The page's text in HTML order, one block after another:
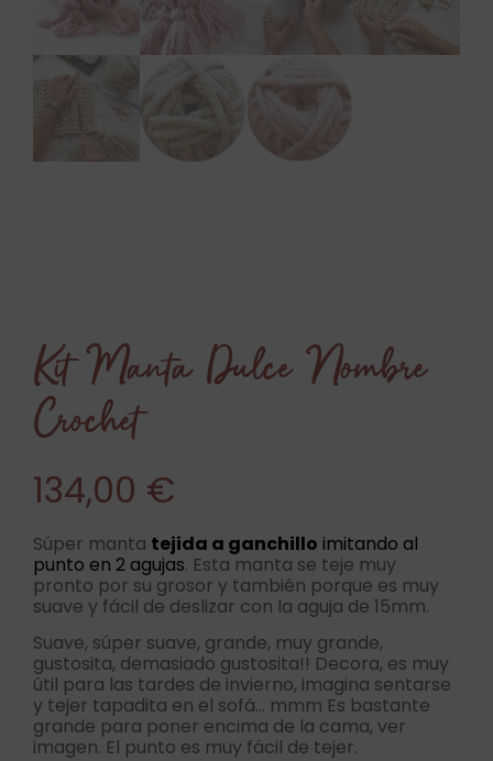
Kit Manta Dulce Nombre
Crochet
134,00 €
Súper manta tejida a ganchillo imitando al
punto en 2 agujas. Esta manta se teje muy
pronto por su grosor y también porque es muy
suave y fácil de deslizar con la aguja de 15mm.
Suave, súper suave, grande, muy grande,
gustosita, demasiado gustosita!! Decora, es muy
útil para las tardes de invierno, imagina sentarse
y tejer tapadita en el sofá… mmm Es bastante
grande para poner encima de la cama, ver
imagen. El punto es muy fácil de tejer.